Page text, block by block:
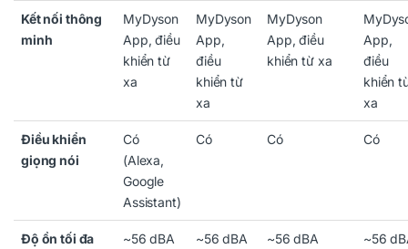
Kết nối thông
minh
MyDyson
App, điều
khiển từ
xa
MyDyson
App,
điều
khiển từ
xa
MyDyson
App, điều
khiển từ xa
App,
điều
khiển
xa
Điều khiển
giọng nói
Có
(Alexa,
Google
Assistant)
Có Có Có
Độ ồn tối đa ~56 dBA ~56 dBA ~56 dBA ~56